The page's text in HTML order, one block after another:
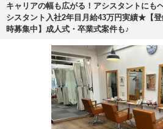
キャリアの幅も広がる！アシスタントに
シスタント入社2年目月給43万円実績★【
時募集中】成人式・卒業式案件も♪